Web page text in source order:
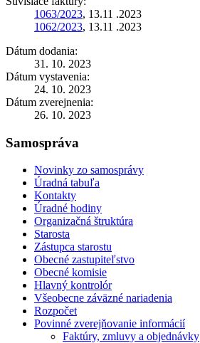
1063/2023, 13.11 .2023
1062/2023, 13.11 .2023
Dátum dodania:
31. 10. 2023
Dátum vystavenia:
24. 10. 2023
Dátum zverejnenia:
26. 10. 2023
Samospráva
Novinky zo samosprávy
Úradná tabuľa
Kontakty
Úradné hodiny
Organizačná štruktúra
Starosta
Zástupca starostu
Obecné zastupiteľstvo
Obecné komisie
Hlavný kontrolór
Všeobecne záväzné nariadenia
Rozpočet
Povinné zverejňovanie informácií
Faktúry, zmluvy a objednávky